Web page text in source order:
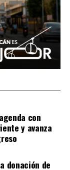
con
y avanza
donación de